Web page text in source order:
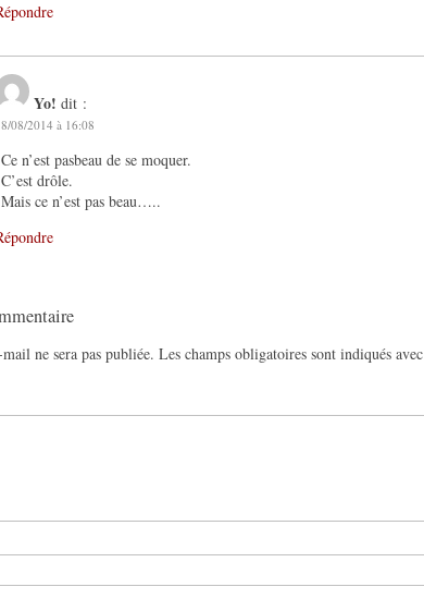
Yo! dit :
08/2014 à 16:08
Ce n’est pasbeau de se moquer.
C’est drôle.
Mais ce n’est pas beau…..
ne sera pas publiée. Les champs obligatoires sont indiqués avec